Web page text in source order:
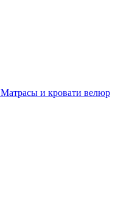
Матрасы и кровати велюр